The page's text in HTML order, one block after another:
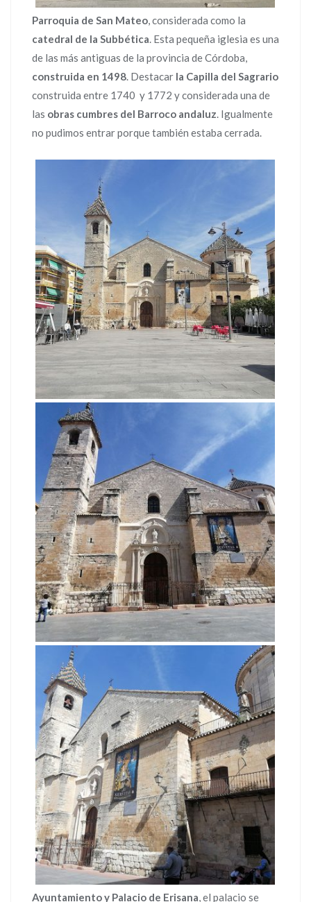
Parroquia de San Mateo, considerada como la
catedral de la Subbética. Esta pequeña iglesia es una
de las más antiguas de la provincia de Córdoba,
construida en 1498. Destacar la Capilla del Sagrario
construida entre 1740 y 1772 y considerada una de
las obras cumbres del Barroco andaluz. Igualmente
no pudimos entrar porque también estaba cerrada.
Ayuntamiento y Palacio de Erisana, el palacio se